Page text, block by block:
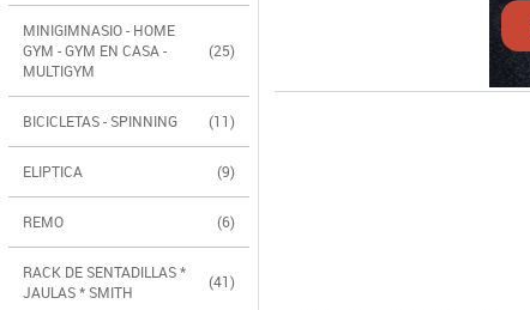
MINIGIMNASIO - HOME
GYM - GYM EN CASA -
MULTIGYM
(25)
BICICLETAS - SPINNING (11)
ELIPTICA (9)
REMO (6)
RACK DE SENTADILLAS *
JAULAS * SMITH
(41)